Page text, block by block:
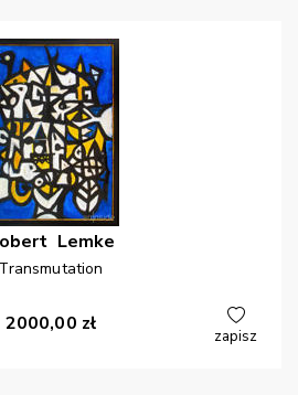
Lemke
Transmutation
2000,00 zł
zapisz